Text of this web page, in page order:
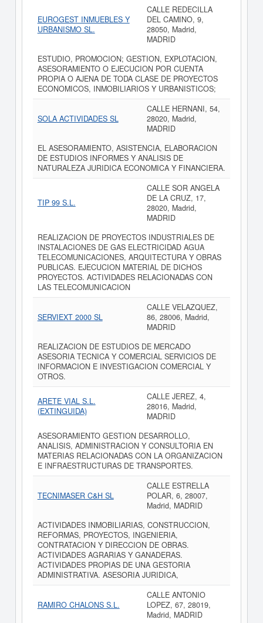
EUROGEST INMUEBLES Y
URBANISMO SL.
CALLE REDECILLA
DEL CAMINO, 9,
28050, Madrid,
MADRID
ESTUDIO, PROMOCION; GESTION, EXPLOTACION,
ASESORAMIENTO O EJECUCION POR CUENTA
PROPIA O AJENA DE TODA CLASE DE PROYECTOS
ECONOMICOS, INMOBILIARIOS Y URBANISTICOS;
SOLA ACTIVIDADES SL
CALLE HERNANI, 54,
28020, Madrid,
MADRID
EL ASESORAMIENTO, ASISTENCIA, ELABORACION
DE ESTUDIOS INFORMES Y ANALISIS DE
NATURALEZA JURIDICA ECONOMICA Y FINANCIERA.
TIP 99 S.L.
CALLE SOR ANGELA
DE LA CRUZ, 17,
28020, Madrid,
MADRID
REALIZACION DE PROYECTOS INDUSTRIALES DE
INSTALACIONES DE GAS ELECTRICIDAD AGUA
TELECOMUNICACIONES, ARQUITECTURA Y OBRAS
PUBLICAS. EJECUCION MATERIAL DE DICHOS
PROYECTOS. ACTIVIDADES RELACIONADAS CON
LAS TELECOMUNICACION
SERVIEXT 2000 SL
CALLE VELAZQUEZ,
86, 28006, Madrid,
MADRID
REALIZACION DE ESTUDIOS DE MERCADO
ASESORIA TECNICA Y COMERCIAL SERVICIOS DE
INFORMACION E INVESTIGACION COMERCIAL Y
OTROS.
ARETE VIAL S.L.
(EXTINGUIDA)
CALLE JEREZ, 4,
28016, Madrid,
MADRID
ASESORAMIENTO GESTION DESARROLLO,
ANALISIS, ADMINISTRACION Y CONSULTORIA EN
MATERIAS RELACIONADAS CON LA ORGANIZACION
E INFRAESTRUCTURAS DE TRANSPORTES.
TECNIMASER C&H SL
CALLE ESTRELLA
POLAR, 6, 28007,
Madrid, MADRID
ACTIVIDADES INMOBILIARIAS, CONSTRUCCION,
REFORMAS, PROYECTOS, INGENIERIA,
CONTRATACION Y DIRECCION DE OBRAS.
ACTIVIDADES AGRARIAS Y GANADERAS.
ACTIVIDADES PROPIAS DE UNA GESTORIA
ADMINISTRATIVA. ASESORIA JURIDICA,
RAMIRO CHALONS S.L.
CALLE ANTONIO
LOPEZ, 67, 28019,
Madrid, MADRID